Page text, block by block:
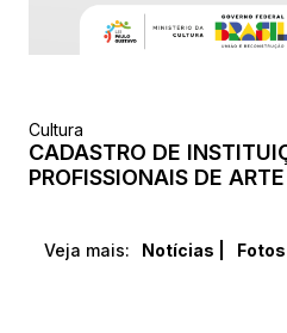
Cultura
CADASTRO DE
PROFISSIONAIS DE
LAPÃO PARA A
Veja mais: Notícias | Fotos |